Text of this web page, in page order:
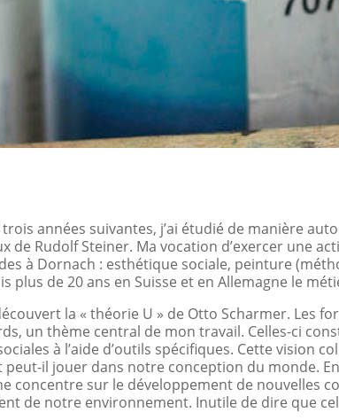
années suivantes, j’ai étudié de manière
de Rudolf Steiner. Ma vocation d’exercer une
à Dornach : esthétique sociale, peinture
plus de 20 ans en Suisse et en Allemagne le
la « théorie U » de Otto Scharmer. Les
un thème central de mon travail. Celles-ci
à l’aide d’outils spécifiques. Cette vision
peut-il jouer dans notre conception du monde.
concentre sur le développement de nouvelles
de notre environnement. Inutile de dire que